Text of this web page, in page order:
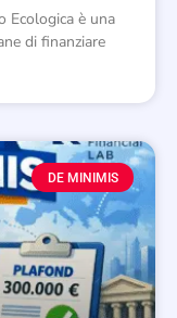
Ecologica è una
di finanziare
DE MINIMIS